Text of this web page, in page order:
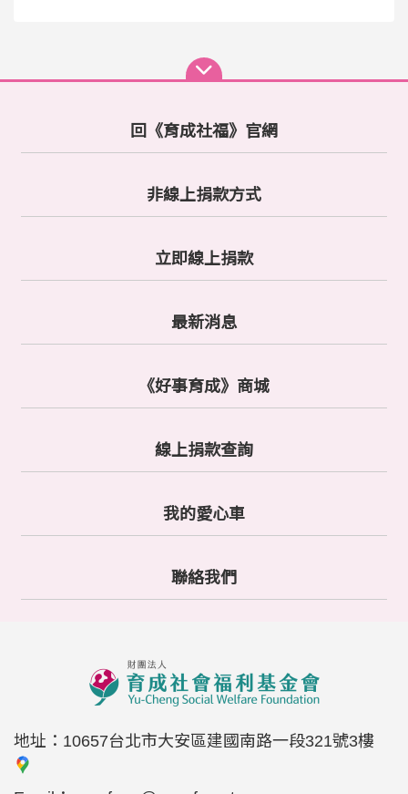
回《育成社福》官網
非線上捐款方式
立即線上捐款
最新消息
《好事育成》商城
線上捐款查詢
我的愛心車
聯絡我們
地址： 10657台北市大安區建國南路一段321號3樓